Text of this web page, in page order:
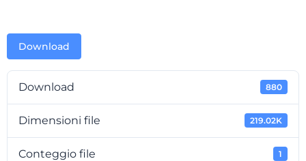
Download
Download 880
Dimensioni file 219.02K
Conteggio file 1